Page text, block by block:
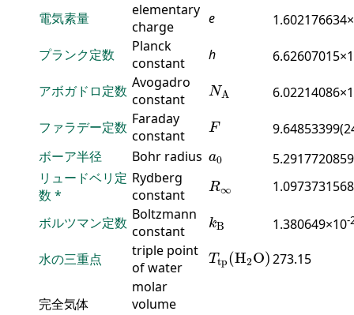
電気素量
elementary
charge
e
プランク定数
Planck
constant
h
アボガドロ定数 Avogadro
constant
NA
NA
ファラデー定数 Faraday
constant
F
F
ボーア半径
Bohr radius a0
a0
リュードベリ定
数 *
Rydberg
constant
R∞
R∞
ボルツマン定数 Boltzmann
constant
kB
k 1.380649×10-
水の三重点
triple point
of water
Ttp(H2O)
Ttp(H 2O)273.15
完全気体
molar
volume